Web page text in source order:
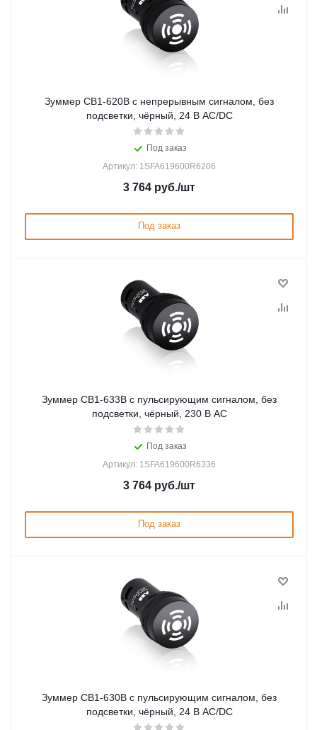
Зуммер CB1-620B с непрерывным сигналом, без
подсветки, чёрный, 24 В AC/DC
Под заказ
Артикул: 1SFA619600R6206
3 764 руб./шт
Под заказ
Зуммер CB1-633B с пульсирующим сигналом, без
подсветки, чёрный, 230 В AC
Под заказ
Артикул: 1SFA619600R6336
3 764 руб./шт
Под заказ
Зуммер CB1-630B с пульсирующим сигналом, без
подсветки, чёрный, 24 В AC/DC